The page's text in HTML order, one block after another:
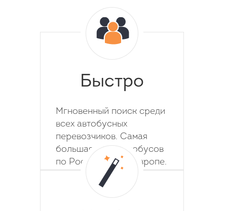
Быстро
Мгновенный поиск среди
всех автобусных
перевозчиков. Самая
большая база автобусов
по России, СНГ и Европе.